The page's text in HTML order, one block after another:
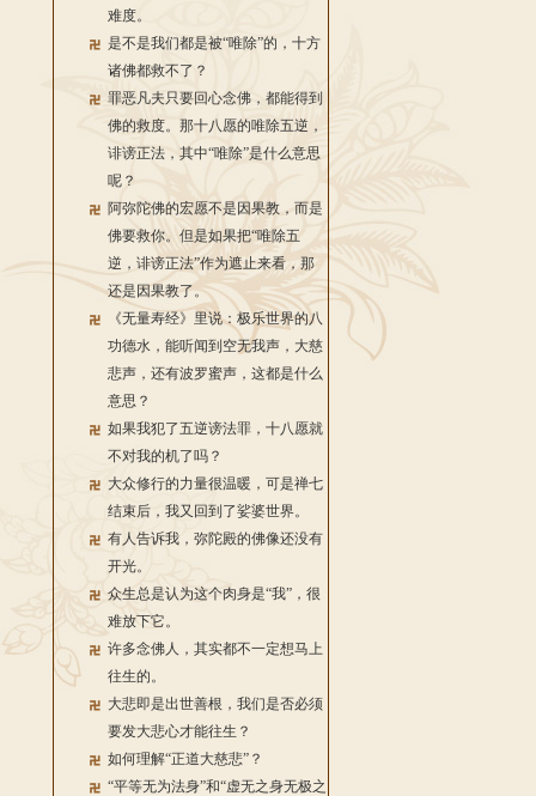
难度。
是不是我们都是被“唯除”的，十方
诸佛都救不了？
罪恶凡夫只要回心念佛，都能得到
佛的救度。那十八愿的唯除五逆，
诽谤正法，其中“唯除”是什么意思
呢？
阿弥陀佛的宏愿不是因果教，而是
佛要救你。但是如果把“唯除五
逆，诽谤正法”作为遮止来看，那
还是因果教了。
《无量寿经》里说：极乐世界的八
功德水，能听闻到空无我声，大慈
悲声，还有波罗蜜声，这都是什么
意思？
如果我犯了五逆谤法罪，十八愿就
不对我的机了吗？
大众修行的力量很温暖，可是禅七
结束后，我又回到了娑婆世界。
有人告诉我，弥陀殿的佛像还没有
开光。
众生总是认为这个肉身是“我”，很
难放下它。
许多念佛人，其实都不一定想马上
往生的。
大悲即是出世善根，我们是否必须
要发大悲心才能往生？
如何理解“正道大慈悲”？
“平等无为法身”和“虚无之身无极之